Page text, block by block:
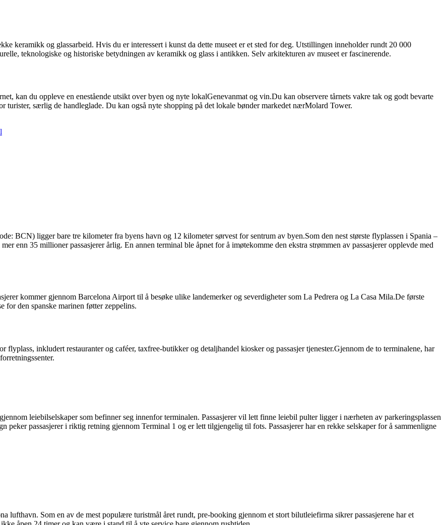
keramikk og glassarbeid. Hvis du er interessert i kunst da dette museet er et sted for deg. Utstillingen inneholder rundt 20 000
teknologiske og historiske betydningen av keramikk og glass i antikken. Selv arkitekturen av museet er fascinerende.
kan du oppleve en enestående utsikt over byen og nyte lokalGenevanmat og vin.Du kan observere tårnets vakre tak og godt bevarte
særlig de handleglade. Du kan også nyte shopping på det lokale bønder markedet nærMolard Tower.
BCN) ligger bare tre kilometer fra byens havn og 12 kilometer sørvest for sentrum av byen.Som den nest største flyplassen i Spania –
enn 35 millioner passasjerer årlig. En annen terminal ble åpnet for å imøtekomme den ekstra strømmen av passasjerer opplevde med
kommer gjennom Barcelona Airport til å besøke ulike landemerker og severdigheter som La Pedrera og La Casa Mila.De første
for den spanske marinen føtter zeppelins.
inkludert restauranter og caféer, taxfree-butikker og detaljhandel kiosker og passasjer tjenester.Gjennom de to terminalene, har
leiebilselskaper som befinner seg innenfor terminalen. Passasjerer vil lett finne leiebil pulter ligger i nærheten av parkeringsplassen
passasjerer i riktig retning gjennom Terminal 1 og er lett tilgjengelig til fots. Passasjerer har en rekke selskaper for å sammenligne
lufthavn. Som en av de mest populære turistmål året rundt, pre-booking gjennom et stort bilutleiefirma sikrer passasjerene har et